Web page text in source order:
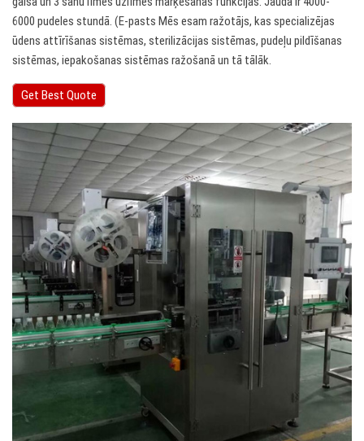
6000 pudeles stundā. (E-pasts Mēs esam ražotājs, kas specializējas
ūdens attīrīšanas sistēmas, sterilizācijas sistēmas, pudeļu pildīšanas
sistēmas, iepakošanas sistēmas ražošanā un tā tālāk.
Get Best Quote